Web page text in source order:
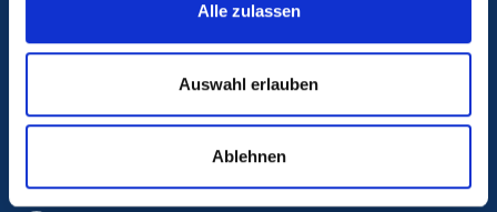
Alle zulassen
Auswahl erlauben
Ablehnen
Kontakt & Anfahrt
Karriere am UKS